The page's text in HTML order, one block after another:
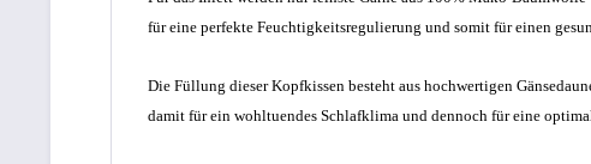
für eine perfekte Feuchtigkeitsregulierung und somit für einen
Die Füllung dieser Kopfkissen besteht aus hochwertigen
damit für ein wohltuendes Schlafklima und dennoch für eine